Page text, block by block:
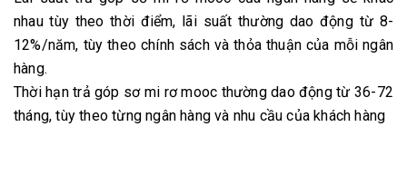
nhau tùy theo thời điểm, lãi suất thường dao động từ 8-
12%/năm, tùy theo chính sách và thỏa thuận của mỗi ngân
hàng.
Thời hạn trả góp sơ mi rơ mooc thường dao động từ 36-72
tháng, tùy theo từng ngân hàng và nhu cầu của khách hàng